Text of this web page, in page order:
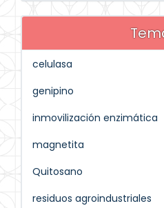
celulasa
genipino
inmovilización enzimática
magnetita
Quitosano
residuos agroindustriales